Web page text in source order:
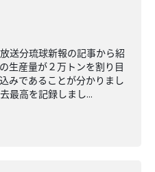
送分琉球新報の記事から紹
生産量が２万トンを割り目
みであることが分かりまし
最高を記録しまし...